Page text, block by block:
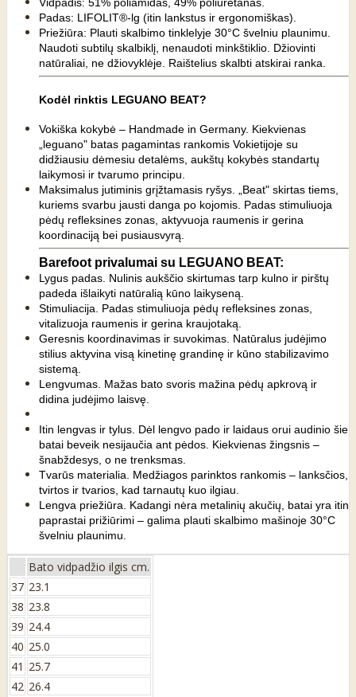
Padas: LIFOLIT®-lg (itin lankstus ir ergonomiškas).
Priežiūra: Plauti skalbimo tinklelyje 30°C švelniu plaunimu.
Naudoti subtilų skalbiklį, nenaudoti minkštiklio. Džiovinti
natūraliai, ne džiovyklėje. Raištelius skalbti atskirai ranka.
Kodėl rinktis LEGUANO BEAT?
Vokiška kokybė – Handmade in Germany. Kiekvienas
„leguano" batas pagamintas rankomis Vokietijoje su
didžiausiu dėmesiu detalėms, aukštų kokybės standartų
laikymosi ir tvarumo principu.
Maksimalus jutiminis grįžtamasis ryšys. „Beat" skirtas tiems,
kuriems svarbu jausti danga po kojomis. Padas stimuliuoja
pėdų refleksines zonas, aktyvuoja raumenis ir gerina
koordinaciją bei pusiausvyrą.
Barefoot privalumai su LEGUANO BEAT:
Lygus padas. Nulinis aukščio skirtumas tarp kulno ir pirštų
padeda išlaikyti natūralią kūno laikyseną.
Stimuliacija. Padas stimuliuoja pėdų refleksines zonas,
vitalizuoja raumenis ir gerina kraujotaką.
Geresnis koordinavimas ir suvokimas. Natūralus judėjimo
stilius aktyvina visą kinetinę grandinę ir kūno stabilizavimo
sistemą.
Lengvumas. Mažas bato svoris mažina pėdų apkrovą ir
didina judėjimo laisvę.
Itin lengvas ir tylus. Dėl lengvo pado ir laidaus orui audinio šie
batai beveik nesijaučia ant pėdos. Kiekvienas žingsnis –
šnabždesys, o ne trenksmas.
Tvarūs materialia. Medžiagos parinktos rankomis – lanksčios,
tvirtos ir tvarios, kad tarnautų kuo ilgiau.
Lengva priežiūra. Kadangi nėra metalinių akučių, batai yra itin
paprastai prižiūrimi – galima plauti skalbimo mašinoje 30°C
švelniu plaunimu.
Bato vidpadžio ilgis cm.
37 23.1
38 23.8
39 24.4
40 25.0
41 25.7
42 26.4